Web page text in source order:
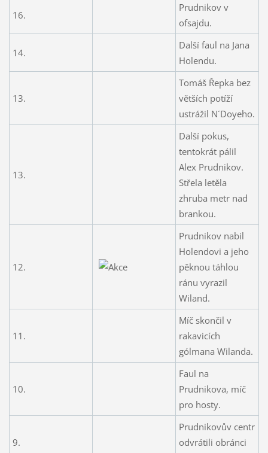
16.
Prudnikov v
ofsajdu.
14.
Další faul na Jana
Holendu.
13.
Tomáš Řepka bez
větších potíží
ustrážil N´Doyeho.
13.
Další pokus,
tentokrát pálil
Alex Prudnikov.
Střela letěla
zhruba metr nad
brankou.
12.
Prudnikov nabil
Holendovi a jeho
pěknou táhlou
ránu vyrazil
Wiland.
11.
Míč skončil v
rakavicích
gólmana Wilanda.
10.
Faul na
Prudnikova, míč
pro hosty.
9.
Prudnikovův centr
odvrátili obránci